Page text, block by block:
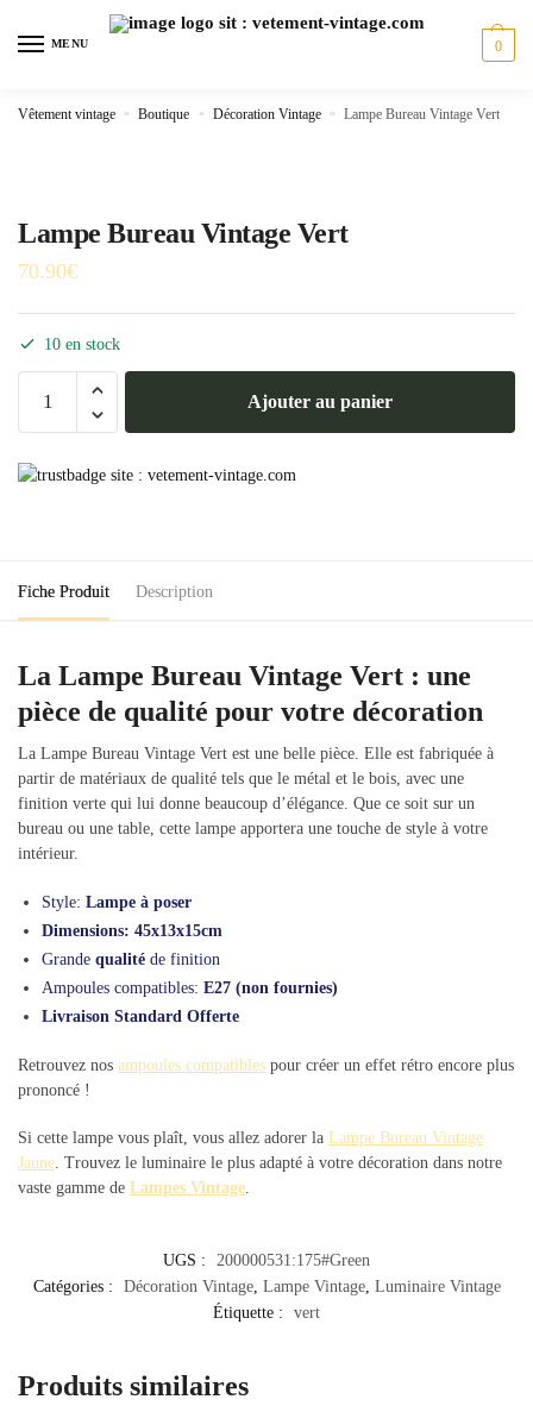
MENU 0
Vêtement vintage » Boutique » Décoration Vintage » Lampe Bureau Vintage Vert
Lampe Bureau Vintage Vert
70.90€
10 en stock
Bureau
Ajouter au panier
Fiche Produit Description
La Lampe Bureau Vintage Vert : une
pièce de qualité pour votre décoration
La Lampe Bureau Vintage Vert est une belle pièce. Elle est fabriquée à
partir de matériaux de qualité tels que le métal et le bois, avec une
finition verte qui lui donne beaucoup d’élégance. Que ce soit sur un
bureau ou une table, cette lampe apportera une touche de style à votre
intérieur.
Style: Lampe à poser
Dimensions: 45x13x15cm
Grande qualité de finition
Ampoules compatibles: E27 (non fournies)
Livraison Standard Offerte
Retrouvez nos ampoules compatibles pour créer un effet rétro encore plus
prononcé !
Si cette lampe vous plaît, vous allez adorer la Lampe Bureau Vintage
Jaune. Trouvez le luminaire le plus adapté à votre décoration dans notre
vaste gamme de Lampes Vintage.
UGS :
200000531:175#Green
Catégories :
Décoration Vintage, Lampe Vintage, Luminaire Vintage
Étiquette :
vert
Produits similaires